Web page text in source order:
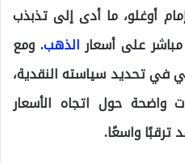
أوغلو، ما أدى إلى تذبذب
على أسعار الذهب. ومع
في تحديد سياسته النقدية،
واضحة حول اتجاه الأسعار